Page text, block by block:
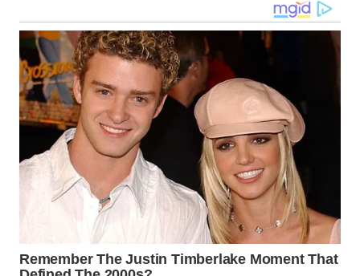
WN
MALUKU
WN
MALUT
WN
DAIRI
DANAU
TOBA